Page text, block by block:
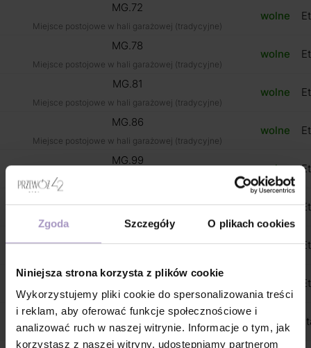
Zgoda Szczegóły O plikach cookies
Niniejsza strona korzysta z plików cookie
Wykorzystujemy pliki cookie do spersonalizowania treści
i reklam, aby oferować funkcje społecznościowe i
analizować ruch w naszej witrynie. Informacje o tym, jak
korzystasz z naszej witryny, udostępniamy partnerom
MG.72
Miejsce postojowe w hali garażowej (tradycyjne)
wolne
MG.78
Miejsce postojowe w hali garażowej (tradycyjne)
wolne
MG.81
Miejsce postojowe w hali garażowej (tradycyjne)
wolne
MG.86
Miejsce postojowe w hali garażowej (tradycyjne)
wolne
MG.99
Miejsce postojowe w hali garażowej (tradycyjne)
wolne
Miejsce postojowe w hali garażowej (tradycyjne)
wolne
wolne
MG.111
Miejsce postojowe w hali garażowej (tradycyjne)
MP.1
Miejsce postojowe naziemne
wolne